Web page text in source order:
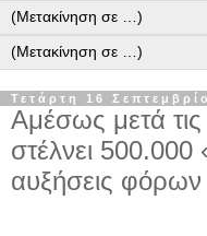
Τετάρτη 16
Αμέσως μετά
στέλνει
αυξήσεις φόρων